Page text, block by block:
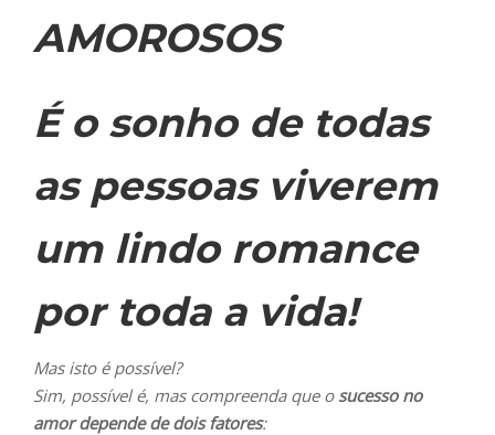
AMOROSOS
É o sonho de todas
as pessoas viverem
um lindo romance
por toda a vida!
Mas isto é possível?
Sim, possível é, mas compreenda que osucesso no
amor depende de dois fatores: